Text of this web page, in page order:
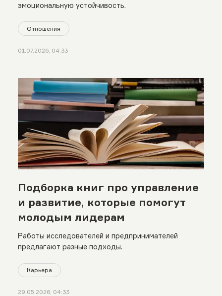
эмоциональную устойчивость.
Отношения
01.07.2026, 04:33
Подборка книг про управление
и развитие, которые помогут
молодым лидерам
Работы исследователей и предпринимателей
предлагают разные подходы.
Карьера
29.05.2026, 04:33